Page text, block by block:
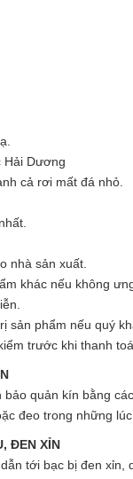
Hải Dương
cả rơi mất đá nhỏ.
nhà sản xuất.
khác nếu không
sản phẩm nếu quý
trước khi thanh
quản kín bằng
đeo trong những lúc
ĐEN XỈN
tới bạc bị đen xỉn,